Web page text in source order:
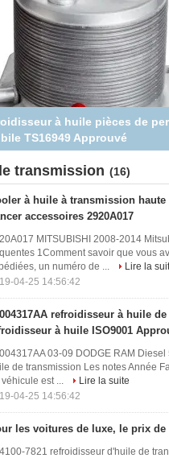
haute performance
accessoires 2920A017
transmission (16)
à huile à transmission haute
accessoires 2920A017
MITSUBISHI 2008-2014
1Comment savoir que vous
un numéro de ...
Lire la
04-25 14:56:42
refroidisseur à huile
à huile ISO9001
03-09 DODGE RAM
de transmission Les notes Année
véhicule est ...
Lire la suite
04-25 14:56:42
les voitures de luxe, le prix
7821 refroidisseur d'huile de